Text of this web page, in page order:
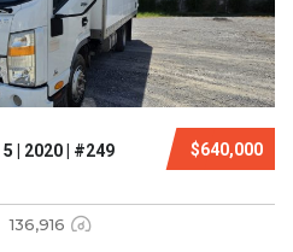
$640,000
5 | 2020 | #249
136,916